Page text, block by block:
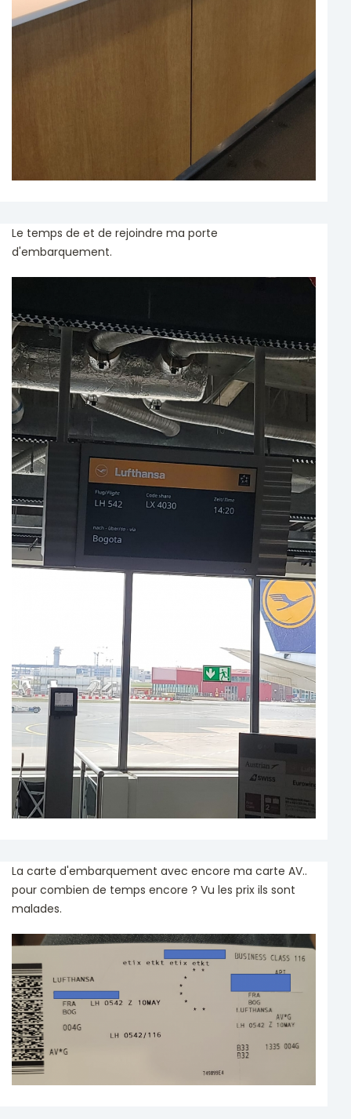
Le temps de et de rejoindre ma porte
d'embarquement.
La carte d'embarquement avec encore ma carte AV..
pour combien de temps encore ? Vu les prix ils sont
malades.